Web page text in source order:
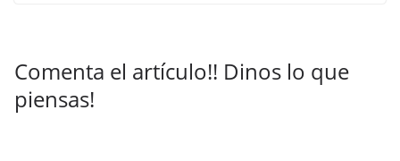
Comenta el artículo!! Dinos lo que
piensas!